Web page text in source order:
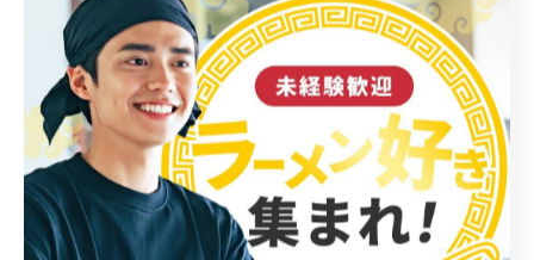
ランキングを活用する際は、以下のポイントを意識する
と効果的です。
・複数のランキングを比較し傾向を読む
・レビュー内容の具体性や更新日の新しさを重視する
・自分の味覚傾向（濃い味・あっさりなど）に近い投稿
者の意見を参考にする